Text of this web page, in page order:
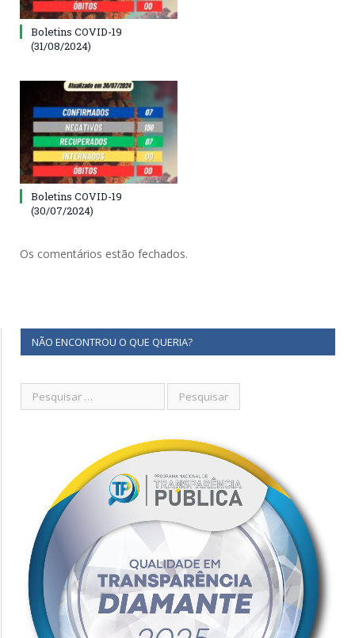
Boletins COVID-19
(31/08/2024)
Boletins COVID-19
(30/07/2024)
Os comentários estão fechados.
NÃO ENCONTROU O QUE QUERIA?